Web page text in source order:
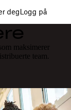
degLogg på
maksimerer
team.